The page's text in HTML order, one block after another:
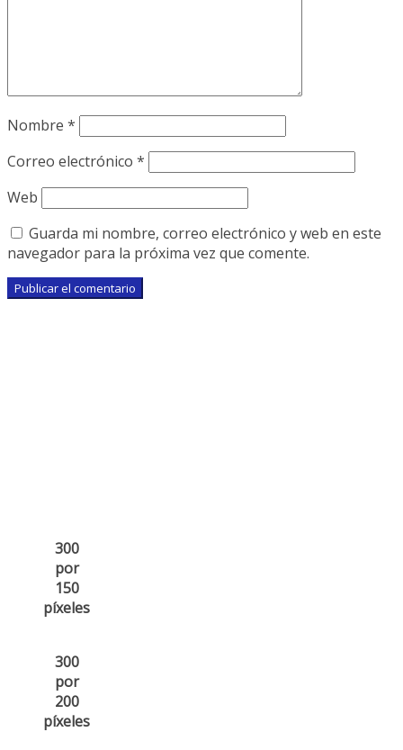
Nombre *
Correo electrónico *
Web
Guarda mi nombre, correo electrónico y web en este
navegador para la próxima vez que comente.
300
por
150
píxeles
300
por
200
píxeles